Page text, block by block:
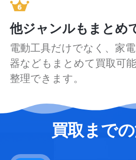
他ジャンルもまとめ
電動工具だけでなく、家
器などもまとめて買取可
整理できます。
買取まで